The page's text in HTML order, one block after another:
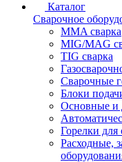
Каталог
Сварочное
MMA сварка
MIG/MAG
TIG сварка
Сварочные
Блоки
Основные и
Горелки для
Расходные,